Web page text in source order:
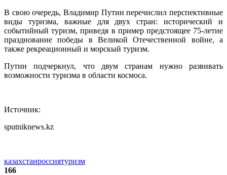
В свою очередь, Владимир Путин перечислил перспективные
виды туризма, важные для двух стран: исторический и
событийный туризм, приведя в пример предстоящее 75-летие
празднование победы в Великой Отечественной войне, а
также рекреационный и морскый туризм.
Путин подчеркнул, что двум странам нужно развивать
возможности туризма в области космоса.
Источник:
sputniknews.kz
казахстанроссиятуризм
166